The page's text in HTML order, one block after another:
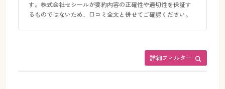
す。株式会社セシールが要約内容の正確性や適切性を保証す
るものではないため、口コミ全文と併せてご確認ください。
詳細フィルター